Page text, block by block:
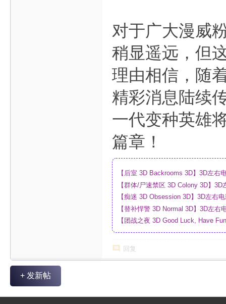
对于广大漫威
稍显遥远，但
理由相信，随
精彩消息陆续
一代变种英雄
篇章！
【后室 3D Backrooms 3D】3D左右
【群体/尸速禁区 3D Colony 3D】
_网盘
【痴迷 3D Obsession 3D】3D左右
【替补悍警 3D Normal 3D】3D左
【团战之夜 3D Good Luck, Have
回复
+ 发新帖